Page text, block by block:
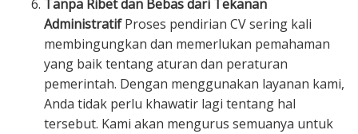
Tanpa Ribet dan Bebas dari Tekanan
AdministratifProses pendirian CV sering kali
membingungkan dan memerlukan pemahaman
yang baik tentang aturan dan peraturan
pemerintah. Dengan menggunakan layanan kami,
Anda tidak perlu khawatir lagi tentang hal
tersebut. Kami akan mengurus semuanya untuk